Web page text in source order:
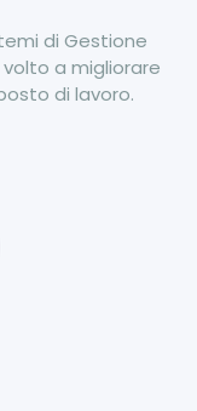
di Gestione
volto a migliorare
di lavoro.